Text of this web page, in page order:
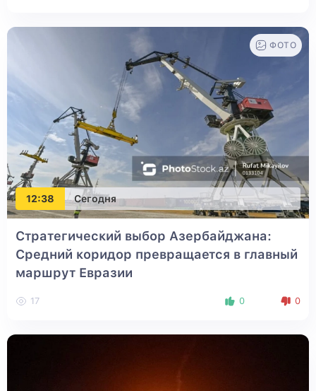
12:38 Сегодня
ФОТО
Стратегический выбор Азербайджана:
Средний коридор превращается в главный
маршрут Евразии
17 0 0